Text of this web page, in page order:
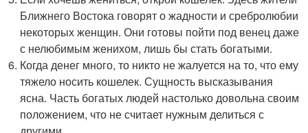
Ближнего Востока говорят о жадности и сребролюбии
некоторых женщин. Они готовы пойти под венец даже
с нелюбимым женихом, лишь бы стать богатыми.
Когда денег много, то никто не жалуется на то, что ему
тяжело носить кошелек. Сущность высказывания
ясна. Часть богатых людей настолько довольна своим
положением, что не считает нужным делиться с